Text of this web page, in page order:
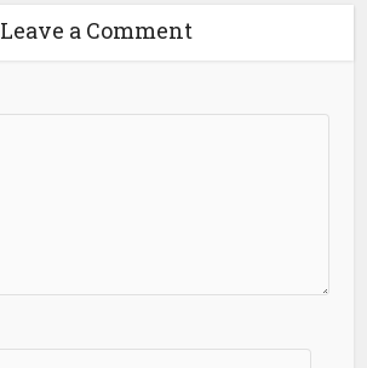
Leave a Comment